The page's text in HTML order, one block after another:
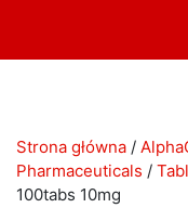
Strona główna /
Pharmaceuticals /
100tabs 10mg